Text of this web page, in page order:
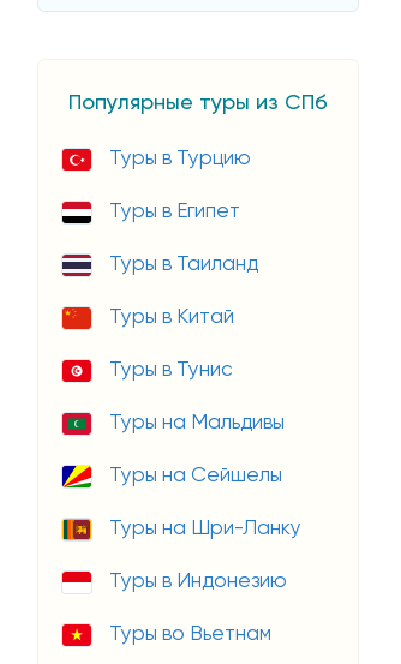
Популярные туры из СПб
Туры в Турцию
Туры в Египет
Туры в Таиланд
Туры в Китай
Туры в Тунис
Туры на Мальдивы
Туры на Сейшелы
Туры на Шри-Ланку
Туры в Индонезию
Туры во Вьетнам